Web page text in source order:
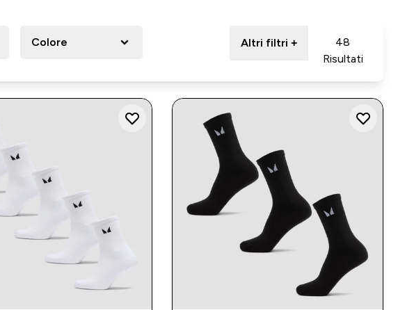
Colore Altri filtri +
48
Risultati